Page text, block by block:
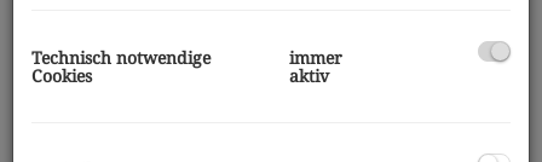
Geschäftslokal inbester Innenstadtlage
mit
Technisch notwendige
Cookies
immer
aktiv